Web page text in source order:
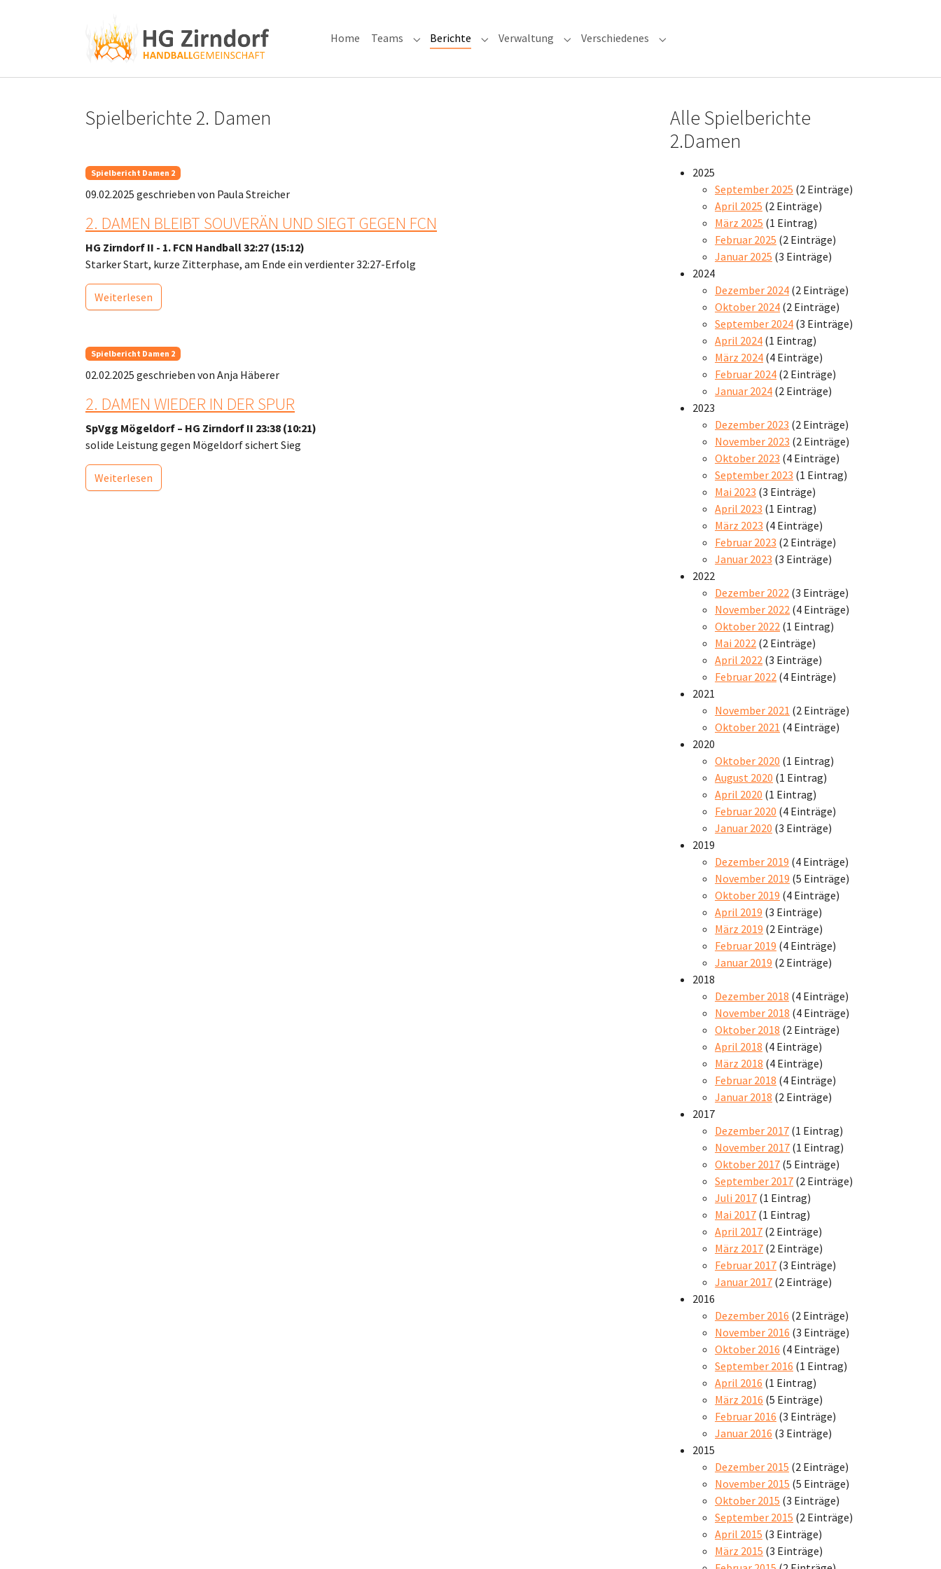
Home Teams Submenu for "Teams"
Berichte Submenu for "Berichte"
Verwaltung Submenu for "Verwaltung"
Verschiedenes Submenu for "Verschiedenes"
Spielberichte 2. Damen
Spielbericht Damen 2
09.02.2025 geschrieben von Paula Streicher
2. DAMEN BLEIBT SOUVERÄN UND SIEGT GEGEN FCN
HG Zirndorf II - 1. FCN Handball 32:27 (15:12)
Starker Start, kurze Zitterphase, am Ende ein verdienter 32:27-Erfolg
Weiterlesen
Spielbericht Damen 2
02.02.2025 geschrieben von Anja Häberer
2. DAMEN WIEDER IN DER SPUR
SpVgg Mögeldorf – HG Zirndorf II 23:38 (10:21)
solide Leistung gegen Mögeldorf sichert Sieg
Weiterlesen
Alle Spielberichte
2.Damen
2025
September 2025 (2 Einträge)
April 2025 (2 Einträge)
März 2025 (1 Eintrag)
Februar 2025 (2 Einträge)
Januar 2025 (3 Einträge)
2024
Dezember 2024 (2 Einträge)
Oktober 2024 (2 Einträge)
September 2024 (3 Einträge)
April 2024 (1 Eintrag)
März 2024 (4 Einträge)
Februar 2024 (2 Einträge)
Januar 2024 (2 Einträge)
2023
Dezember 2023 (2 Einträge)
November 2023 (2 Einträge)
Oktober 2023 (4 Einträge)
September 2023 (1 Eintrag)
Mai 2023 (3 Einträge)
April 2023 (1 Eintrag)
März 2023 (4 Einträge)
Februar 2023 (2 Einträge)
Januar 2023 (3 Einträge)
2022
Dezember 2022 (3 Einträge)
November 2022 (4 Einträge)
Oktober 2022 (1 Eintrag)
Mai 2022 (2 Einträge)
April 2022 (3 Einträge)
Februar 2022 (4 Einträge)
2021
November 2021 (2 Einträge)
Oktober 2021 (4 Einträge)
2020
Oktober 2020 (1 Eintrag)
August 2020 (1 Eintrag)
April 2020 (1 Eintrag)
Februar 2020 (4 Einträge)
Januar 2020 (3 Einträge)
2019
Dezember 2019 (4 Einträge)
November 2019 (5 Einträge)
Oktober 2019 (4 Einträge)
April 2019 (3 Einträge)
März 2019 (2 Einträge)
Februar 2019 (4 Einträge)
Januar 2019 (2 Einträge)
2018
Dezember 2018 (4 Einträge)
November 2018 (4 Einträge)
Oktober 2018 (2 Einträge)
April 2018 (4 Einträge)
März 2018 (4 Einträge)
Februar 2018 (4 Einträge)
Januar 2018 (2 Einträge)
2017
Dezember 2017 (1 Eintrag)
November 2017 (1 Eintrag)
Oktober 2017 (5 Einträge)
September 2017 (2 Einträge)
Juli 2017 (1 Eintrag)
Mai 2017 (1 Eintrag)
April 2017 (2 Einträge)
März 2017 (2 Einträge)
Februar 2017 (3 Einträge)
Januar 2017 (2 Einträge)
2016
Dezember 2016 (2 Einträge)
November 2016 (3 Einträge)
Oktober 2016 (4 Einträge)
September 2016 (1 Eintrag)
April 2016 (1 Eintrag)
März 2016 (5 Einträge)
Februar 2016 (3 Einträge)
Januar 2016 (3 Einträge)
2015
Dezember 2015 (2 Einträge)
November 2015 (5 Einträge)
Oktober 2015 (3 Einträge)
September 2015 (2 Einträge)
April 2015 (3 Einträge)
März 2015 (3 Einträge)